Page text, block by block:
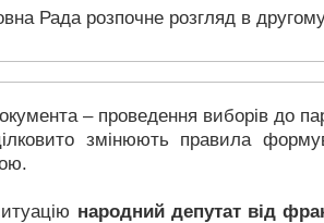
Рада розпочне розгляд в
– проведення виборів до
змінюють правила
народний депутат від